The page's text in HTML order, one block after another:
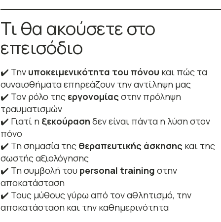
Τι θα ακούσετε στο
επεισόδιο
✔️ Την υποκειμενικότητα του πόνου και πώς τα
συναισθήματα επηρεάζουν την αντίληψη μας
✔️ Τον ρόλο της εργονομίας στην πρόληψη
τραυματισμών
✔️ Γιατί η ξεκούραση δεν είναι πάντα η λύση στον
πόνο
✔️ Τη σημασία της θεραπευτικής άσκησης και της
σωστής αξιολόγησης
✔️ Τη συμβολή του personal training στην
αποκατάσταση
✔️ Τους μύθους γύρω από τον αθλητισμό, την
αποκατάσταση και την καθημερινότητα